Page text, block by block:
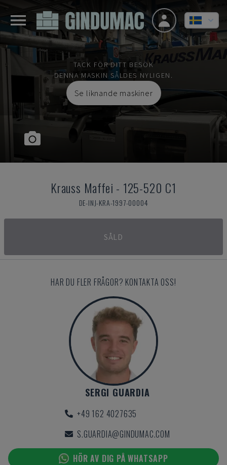
TACK FÖR DITT BESÖK
DENNA MASKIN SÅLDES NYLIGEN.
Se liknande maskiner
Krauss Maffei - 125-520 C1
DE-INJ-KRA-1997-00004
SÅLD
HAR DU FLER FRÅGOR? KONTAKTA OSS!
SERGI GUARDIA
+49 162 4027635
S.GUARDIA@GINDUMAC.COM
HÖR AV DIG PÅ WHATSAPP